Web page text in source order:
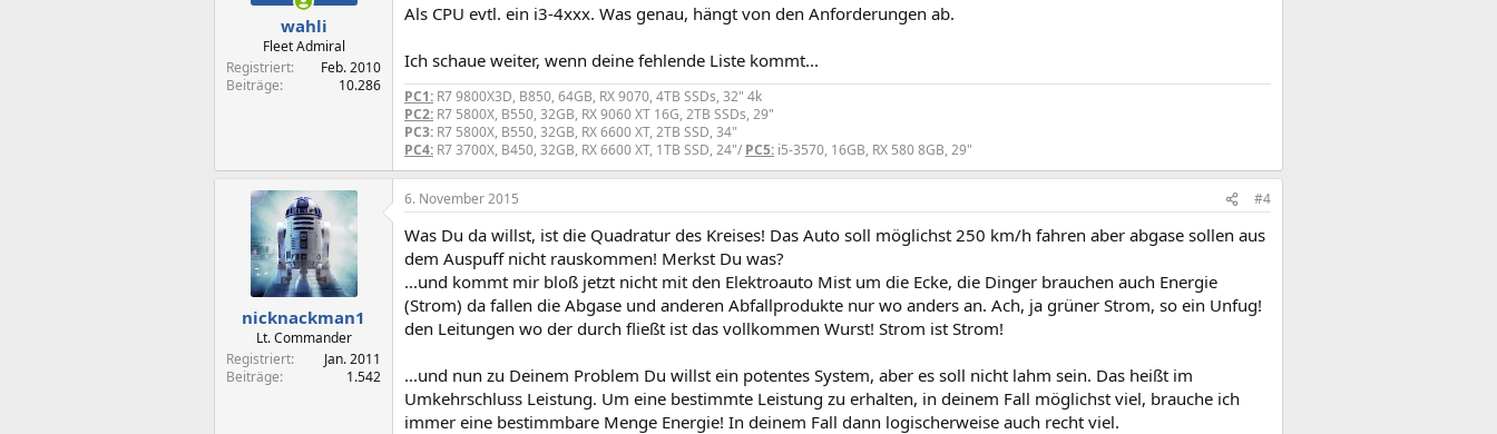
wahli
Fleet Admiral
Registriert
Feb. 2010
Beiträge
10.286
Als CPU evtl. ein i3-4xxx. Was genau, hängt von den Anforderungen ab.
Ich schaue weiter, wenn deine fehlende Liste kommt...
PC1: R7 9800X3D, B850, 64GB, RX 9070, 4TB SSDs, 32" 4k
PC2: R7 5800X, B550, 32GB, RX 9060 XT 16G, 2TB SSDs, 29"
PC3: R7 5800X, B550, 32GB, RX 6600 XT, 2TB SSD, 34"
PC4: R7 3700X, B450, 32GB, RX 6600 XT, 1TB SSD, 24"/ PC5: i5-3570, 16GB, RX 580 8GB, 29"
nicknackman1
Lt. Commander
Registriert
Jan. 2011
Beiträge
1.542
6. November 2015 #4
Was Du da willst, ist die Quadratur des Kreises! Das Auto soll möglichst 250 km/h fahren aber abgase sollen aus
dem Auspuff nicht rauskommen! Merkst Du was?
...und kommt mir bloß jetzt nicht mit den Elektroauto Mist um die Ecke, die Dinger brauchen auch Energie
(Strom) da fallen die Abgase und anderen Abfallprodukte nur wo anders an. Ach, ja grüner Strom, so ein Unfug!
den Leitungen wo der durch fließt ist das vollkommen Wurst! Strom ist Strom!
...und nun zu Deinem Problem Du willst ein potentes System, aber es soll nicht lahm sein. Das heißt im
Umkehrschluss Leistung. Um eine bestimmte Leistung zu erhalten, in deinem Fall möglichst viel, brauche ich
immer eine bestimmbare Menge Energie! In deinem Fall dann logischerweise auch recht viel.